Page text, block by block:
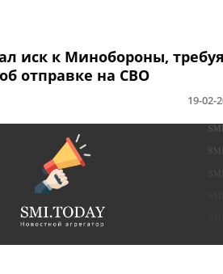
иск к Минобороны, требуя
отправке на СВО
19-02-